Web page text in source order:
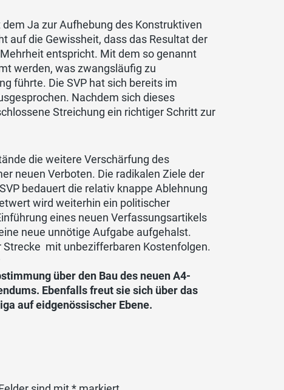
Ja zur Aufhebung des Konstruktiven
auf die Gewissheit, dass das Resultat der
entspricht. Mit dem so genannt
werden, was zwangsläufig zu
führte. Die SVP hat sich bereits im
Nachdem sich dieses
Streichung ein richtiger Schritt zur
die weitere Verschärfung des
neuen Verboten. Die radikalen Ziele der
bedauert die relativ knappe Ablehnung
wird weiterhin ein politischer
eines neuen Verfassungsartikels
neue unnötige Aufgabe aufgehalst.
 mit unbezifferbaren Kostenfolgen.
über den Bau des neuen A4-
Ebenfalls freut sie sich über das
auf eidgenössischer Ebene.